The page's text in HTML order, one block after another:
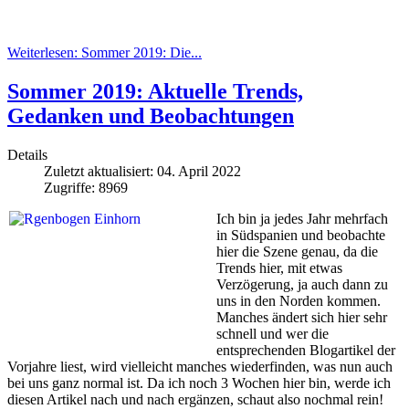
Weiterlesen: Sommer 2019: Die...
Sommer 2019: Aktuelle Trends,
Gedanken und Beobachtungen
Details
Zuletzt aktualisiert: 04. April 2022
Zugriffe: 8969
Ich bin ja jedes Jahr mehrfach
in Südspanien und beobachte
hier die Szene genau, da die
Trends hier, mit etwas
Verzögerung, ja auch dann zu
uns in den Norden kommen.
Manches ändert sich hier sehr
schnell und wer die
entsprechenden Blogartikel der
Vorjahre liest, wird vielleicht manches wiederfinden, was nun auch
bei uns ganz normal ist. Da ich noch 3 Wochen hier bin, werde ich
diesen Artikel nach und nach ergänzen, schaut also nochmal rein!